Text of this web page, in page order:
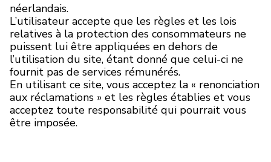
néerlandais.
L’utilisateur accepte que les règles et les lois
relatives à la protection des consommateurs ne
puissent lui être appliquées en dehors de
l’utilisation du site, étant donné que celui-ci ne
fournit pas de services rémunérés.
En utilisant ce site, vous acceptez la « renonciation
aux réclamations » et les règles établies et vous
acceptez toute responsabilité qui pourrait vous
être imposée.